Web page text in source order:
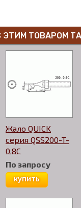
ЭТИМ ТОВАРОМ
Жало QUICK
серия QSS200-T-
0,8C
По запросу
купить